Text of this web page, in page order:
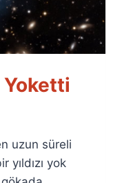
Yoketti
uzun süreli
yok